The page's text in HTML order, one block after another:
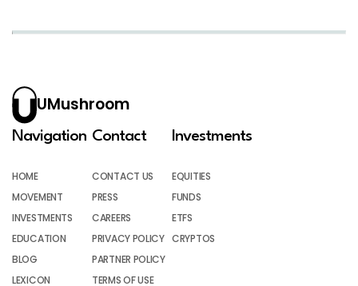
UMushroom
Navigation
HOME
MOVEMENT
INVESTMENTS
EDUCATION
BLOG
LEXICON
Contact
CONTACT US
PRESS
CAREERS
PRIVACY POLICY
PARTNER POLICY
TERMS OF USE
Investments
EQUITIES
FUNDS
ETFS
CRYPTOS